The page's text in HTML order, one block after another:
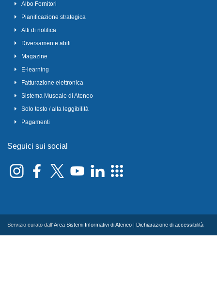
Albo Fornitori
Pianificazione strategica
Atti di notifica
Diversamente abili
Magazine
E-learning
Fatturazione elettronica
Sistema Museale di Ateneo
Solo testo / alta leggibilità
Pagamenti
Seguici sui social
Servizio curato dall'Area Sistemi Informativi di Ateneo Dichiarazione di accessibilità